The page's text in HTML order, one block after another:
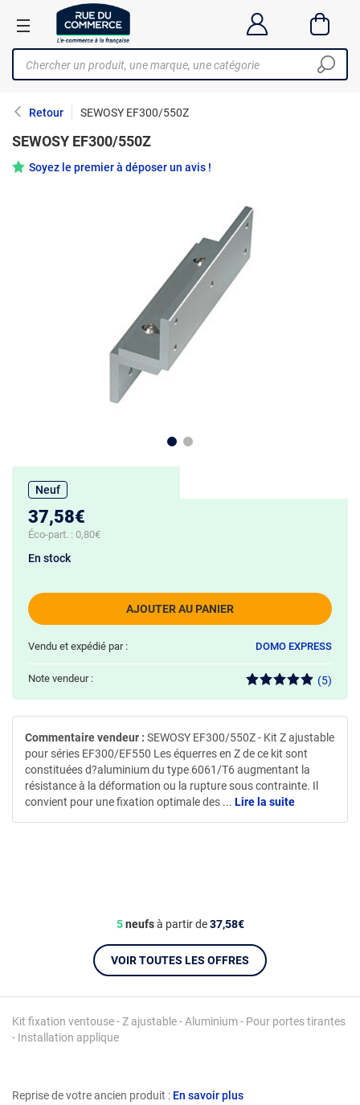
Retour SEWOSY EF300/550Z
Reprise de votre ancien produit : En savoir plus
SEWOSY EF300/550Z
Soyez le premier à déposer un avis !
Kit fixation ventouse - Z ajustable - Aluminium - Pour portes tirantes
- Installation applique
Neuf
37,58€
Éco-part. : 0,80€
AJOUTER AU PANIER
En stock
Vendu et expédié par : DOMO EXPRESS
Note vendeur : (5)
5neufsà partir de37,58€
VOIR TOUTES LES OFFRES
Commentaire vendeur : SEWOSY EF300/550Z - Kit Z ajustable
pour séries EF300/EF550 Les équerres en Z de ce kit sont
constituées d?aluminium du type 6061/T6 augmentant la
résistance à la déformation ou la rupture sous contrainte. Il
convient pour une fixation optimale des ... Lire la suite